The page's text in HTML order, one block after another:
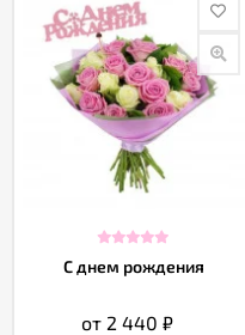
С днем рождения
от 2 440 ₽